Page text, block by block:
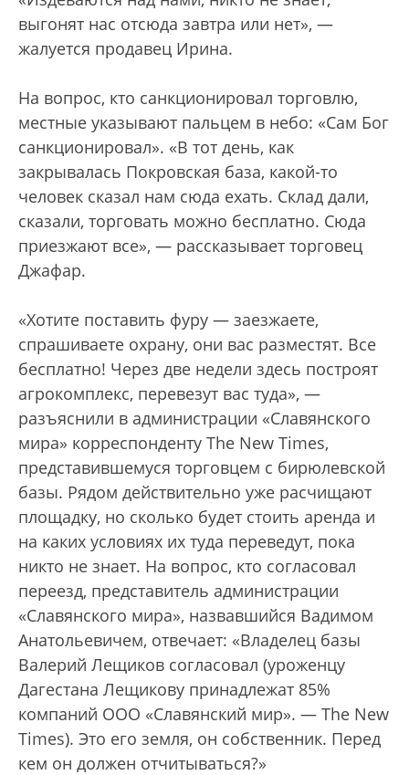
выгонят нас отсюда завтра или нет», —
жалуется продавец Ирина.
На вопрос, кто санкционировал торговлю,
местные указывают пальцем в небо: «Сам Бог
санкционировал». «В тот день, как
закрывалась Покровская база, какой-то
человек сказал нам сюда ехать. Склад дали,
сказали, торговать можно бесплатно. Сюда
приезжают все», — рассказывает торговец
Джафар.
«Хотите поставить фуру — заезжаете,
спрашиваете охрану, они вас разместят. Все
бесплатно! Через две недели здесь построят
агрокомплекс, перевезут вас туда», —
разъяснили в администрации «Славянского
мира» корреспонденту The New Times,
представившемуся торговцем с бирюлевской
базы. Рядом действительно уже расчищают
площадку, но сколько будет стоить аренда и
на каких условиях их туда переведут, пока
никто не знает. На вопрос, кто согласовал
переезд, представитель администрации
«Славянского мира», назвавшийся Вадимом
Анатольевичем, отвечает: «Владелец базы
Валерий Лещиков согласовал (уроженцу
Дагестана Лещикову принадлежат 85%
компаний ООО «Славянский мир». — The New
Times). Это его земля, он собственник. Перед
кем он должен отчитываться?»